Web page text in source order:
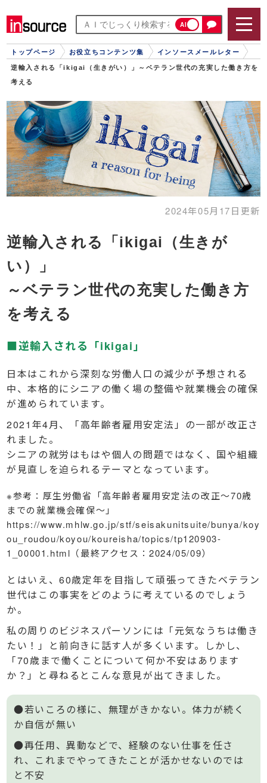
AI
トップページ お役立ちコンテンツ集 インソースメールレター
逆輸入される「ikigai（生きがい）」～ベテラン世代の充実した働き方を
考える
2024年05月17日更新
逆輸入される「ikigai（生きが
い）」
～ベテラン世代の充実した働き方
を考える
■逆輸入される「ikigai」
日本はこれから深刻な労働人口の減少が予想される
中、本格的にシニアの働く場の整備や就業機会の確保
が進められています。
2021年4月、「高年齢者雇用安定法」の一部が改正さ
れました。
シニアの就労はもはや個人の問題ではなく、国や組織
が見直しを迫られるテーマとなっています。
※参考：厚生労働省「高年齢者雇用安定法の改正～70歳
までの就業機会確保～」
https://www.mhlw.go.jp/stf/seisakunitsuite/bunya/koy
ou_roudou/koyou/koureisha/topics/tp120903-
1_00001.html（最終アクセス：2024/05/09）
とはいえ、60歳定年を目指して頑張ってきたベテラン
世代はこの事実をどのように考えているのでしょう
か。
私の周りのビジネスパーソンには「元気なうちは働き
たい！」と前向きに話す人が多くいます。しかし、
「70歳まで働くことについて何か不安はあります
か？」と尋ねるとこんな意見が出てきました。
●若いころの様に、無理がきかない。体力が続く
か自信が無い
●再任用、異動などで、経験のない仕事を任さ
れ、これまでやってきたことが活かせないのでは
と不安